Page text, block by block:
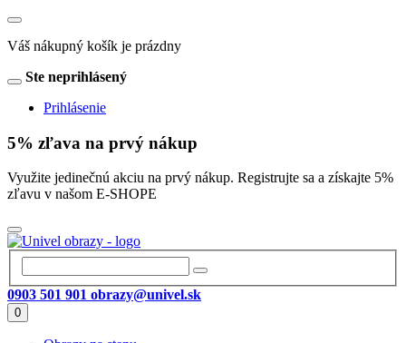
Váš nákupný košík je prázdny
Ste neprihlásený
Prihlásenie
5% zľava na prvý nákup
Využite jedinečnú akciu na prvý nákup. Registrujte sa a získajte 5%
zľavu v našom E-SHOPE
0903 501 901 obrazy@univel.sk
0